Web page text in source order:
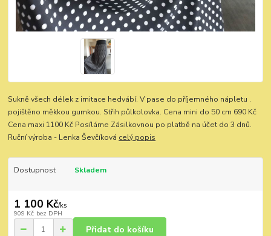
Sukně všech délek z imitace hedvábí. V pase do příjemného nápletu .
pojištěno měkkou gumkou. Střih půlkolovka. Cena mini do 50 cm 690 Kč
Cena maxi 1100 Kč Posíláme Zásilkovnou po platbě na účet do 3 dnů.
Ruční výroba - Lenka Ševčíková celý popis
Dostupnost Skladem
1 100 Kč/ks
909 Kč bez DPH
Přidat do košíku